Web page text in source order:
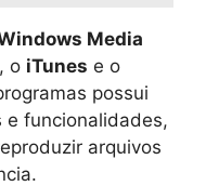
Media
, o iTunes e o
possui
e funcionalidades,
arquivos